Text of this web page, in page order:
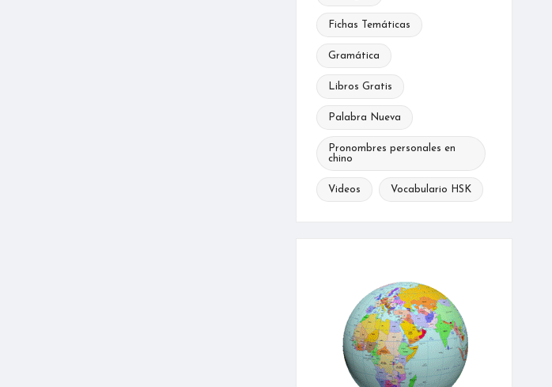
Fichas Temáticas
Gramática
Libros Gratis
Palabra Nueva
Pronombres personales en
chino
Videos Vocabulario HSK